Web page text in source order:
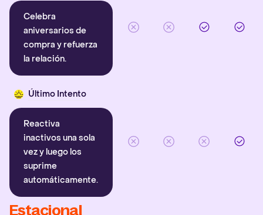
Celebra
aniversarios de
compra y refuerza
la relación.
Último Intento
Reactiva
inactivos una sola
vez y luego los
suprime
automáticamente.
Estacional